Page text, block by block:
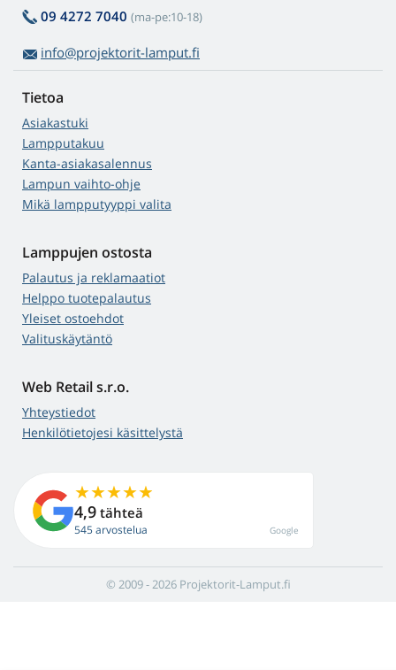
09 4272 7040 (ma-pe:10-18)
info@projektorit-lamput.fi
Tietoa
Asiakastuki
Lampputakuu
Kanta-asiakasalennus
Lampun vaihto-ohje
Mikä lampputyyppi valita
Lamppujen ostosta
Palautus ja reklamaatiot
Helppo tuotepalautus
Yleiset ostoehdot
Valituskäytäntö
Web Retail s.r.o.
Yhteystiedot
Henkilötietojesi käsittelystä
4,9 tähteä
545 arvostelua Google
© 2009 - 2026 Projektorit-Lamput.fi